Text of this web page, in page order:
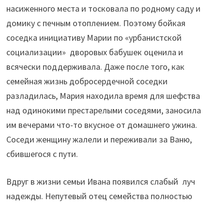
насиженного места и тосковала по родному саду и
домику с печным отоплением. Поэтому бойкая
соседка инициативу Марии по «урбанистской
социализации» дворовых бабушек оценила и
всячески поддерживала. Даже после того, как
семейная жизнь добросердечной соседки
разладилась, Мария находила время для шефства
над одинокими престарелыми соседями, заносила
им вечерами что-то вкусное от домашнего ужина.
Соседи женщину жалели и переживали за Ваню,
сбившегося с пути.
Вдруг в жизни семьи Ивана появился слабый луч
надежды. Непутевый отец семейства полностью